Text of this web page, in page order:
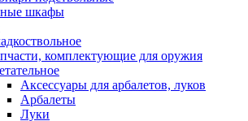
шкафы
комплектующие для оружия
Аксессуары для арбалетов, луков
Арбалеты
Луки